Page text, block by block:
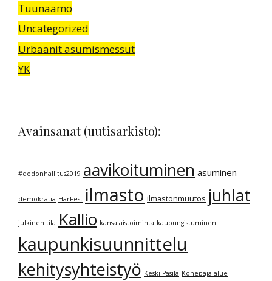
Tuunaamo
Uncategorized
Urbaanit asumismessut
YK
Avainsanat (uutisarkisto):
#dodonhallitus2019 aavikoituminen asuminen
demokratia HarFest ilmasto ilmastonmuutos juhlat
julkinen tila Kallio kansalaistoiminta kaupungistuminen
kaupunkisuunnittelu
kehitysyhteistyö Keski-Pasila Konepaja-alue